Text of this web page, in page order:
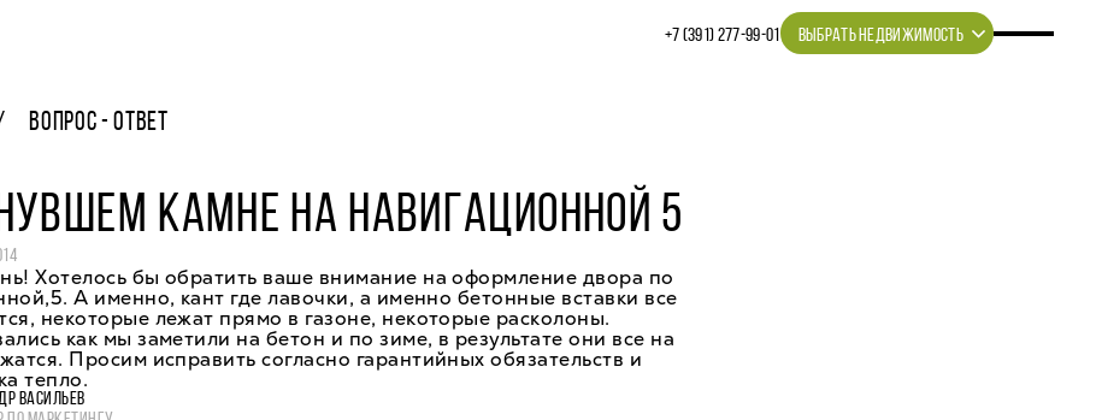
+7 (391) 277‒99‒01 ВЫБРАТЬ НЕДВИЖИМОСТЬ
ВОПРОС - ОТВЕТ
КАМНЕ НА НАВИГАЦИОННОЙ 5
Хотелось бы обратить ваше внимание на оформление двора по
А именно, кант где лавочки, а именно бетонные вставки все
некоторые лежат прямо в газоне, некоторые расколоны.
как мы заметили на бетон и по зиме, в результате они все на
Просим исправить согласно гарантийных обязательств и
тепло.
ВАСИЛЬЕВ